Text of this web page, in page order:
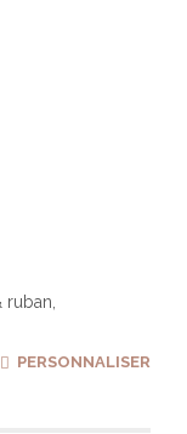
ruban,
PERSONNALISER